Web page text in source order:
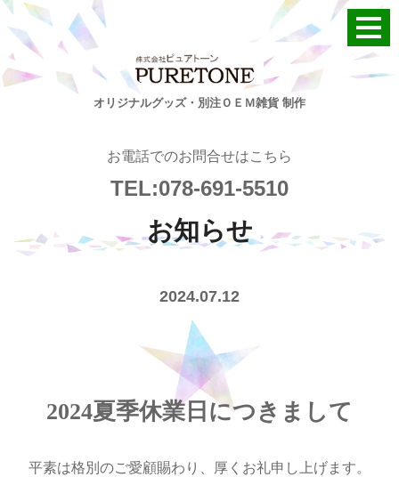
オリジナルグッズ・別注ＯＥＭ雑貨 制作
お電話でのお問合せはこちら
TEL:078-691-5510
お知らせ
2024.07.12
2024夏季休業日につきまして
平素は格別のご愛顧賜わり、厚くお礼申し上げます。